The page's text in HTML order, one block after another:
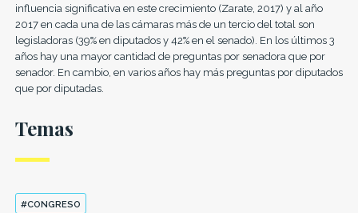
influencia significativa en este crecimiento (Zarate, 2017) y al año
2017 en cada una de las cámaras más de un tercio del total son
legisladoras (39% en diputados y 42% en el senado). En los últimos 3
años hay una mayor cantidad de preguntas por senadora que por
senador. En cambio, en varios años hay más preguntas por diputados
que por diputadas.
Temas
#CONGRESO